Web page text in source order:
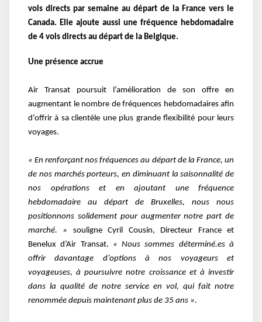
vols directs par semaine au départ de la France vers le
Canada. Elle ajoute aussi une fréquence hebdomadaire
de 4 vols directs au départ de la Belgique.
Une présence accrue
Air Transat poursuit l’amélioration de son offre en
augmentant le nombre de fréquences hebdomadaires afin
d’offrir à sa clientèle une plus grande flexibilité pour leurs
voyages.
« En renforçant nos fréquences au départ de la France, un
de nos marchés porteurs, en diminuant la saisonnalité de
nos opérations et en ajoutant une fréquence
hebdomadaire au départ de Bruxelles, nous nous
positionnons solidement pour augmenter notre part de
marché. » souligne Cyril Cousin, Directeur France et
Benelux d’Air Transat. « Nous sommes déterminé.es à
offrir davantage d’options à nos voyageurs et
voyageuses, à poursuivre notre croissance et à investir
dans la qualité de notre service en vol, qui fait notre
renommée depuis maintenant plus de 35 ans ».